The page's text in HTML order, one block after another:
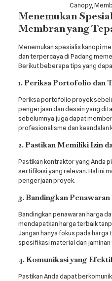
Canopy,
Menemukan
Membran yang
Menemukan spesialis kanopi
dan terpercaya di Padang
Berikut beberapa tips yang
1. Periksa Portofolio dan
Periksa portofolio proyek
pengerjaan dan desain yang
sebelumnya juga dapat
profesionalisme dan keandalan
2. Pastikan Memiliki Izin
Pastikan kontraktor yang Anda
sertifikasi yang relevan. Hal ini
pengerjaan proyek.
3. Bandingkan
Bandingkan penawaran harga
mendapatkan harga terbaik
Jangan hanya fokus pada
spesifikasi material dan jaminan
4. Komunikasi yang
Pastikan Anda dapat